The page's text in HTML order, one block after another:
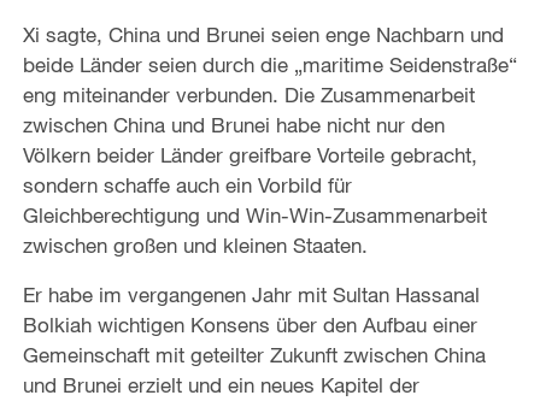
Xi sagte, China und Brunei seien enge Nachbarn und
beide Länder seien durch die „maritime Seidenstraße“
eng miteinander verbunden. Die Zusammenarbeit
zwischen China und Brunei habe nicht nur den
Völkern beider Länder greifbare Vorteile gebracht,
sondern schaffe auch ein Vorbild für
Gleichberechtigung und Win-Win-Zusammenarbeit
zwischen großen und kleinen Staaten.
Er habe im vergangenen Jahr mit Sultan Hassanal
Bolkiah wichtigen Konsens über den Aufbau einer
Gemeinschaft mit geteilter Zukunft zwischen China
und Brunei erzielt und ein neues Kapitel der